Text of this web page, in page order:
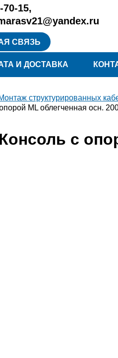
70-15,
СВЯЗЬ
И ДОСТАВКА
структурированных
ML облегченная осн.
с